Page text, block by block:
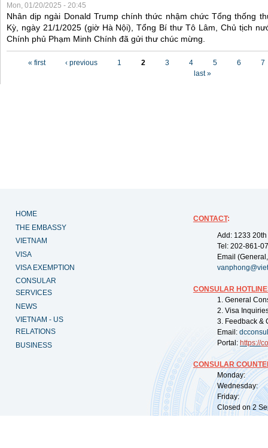
Mon, 01/20/2025 - 20:45
Nhân dịp ngài Donald Trump chính thức nhậm chức Tổng thống
Kỳ, ngày 21/1/2025 (giờ Hà Nội), Tổng Bí thư Tô Lâm, Chủ tịch
Chính phủ Phạm Minh Chính đã gửi thư chúc mừng.
« first ‹ previous 1 2 3 4 5 6
7
last »
HOME
THE EMBASSY
VIETNAM
VISA
VISA EXEMPTION
CONSULAR
SERVICES
NEWS
VIETNAM - US
RELATIONS
BUSINESS
CONTACT:
Add: 1233
Tel: 202-861-
Email
CONSULAR
1. General
2. Visa
3. Feedback &
Email:
Portal: https://
CONSULAR
Monday:
Wednesday:
Friday:
Closed on 2